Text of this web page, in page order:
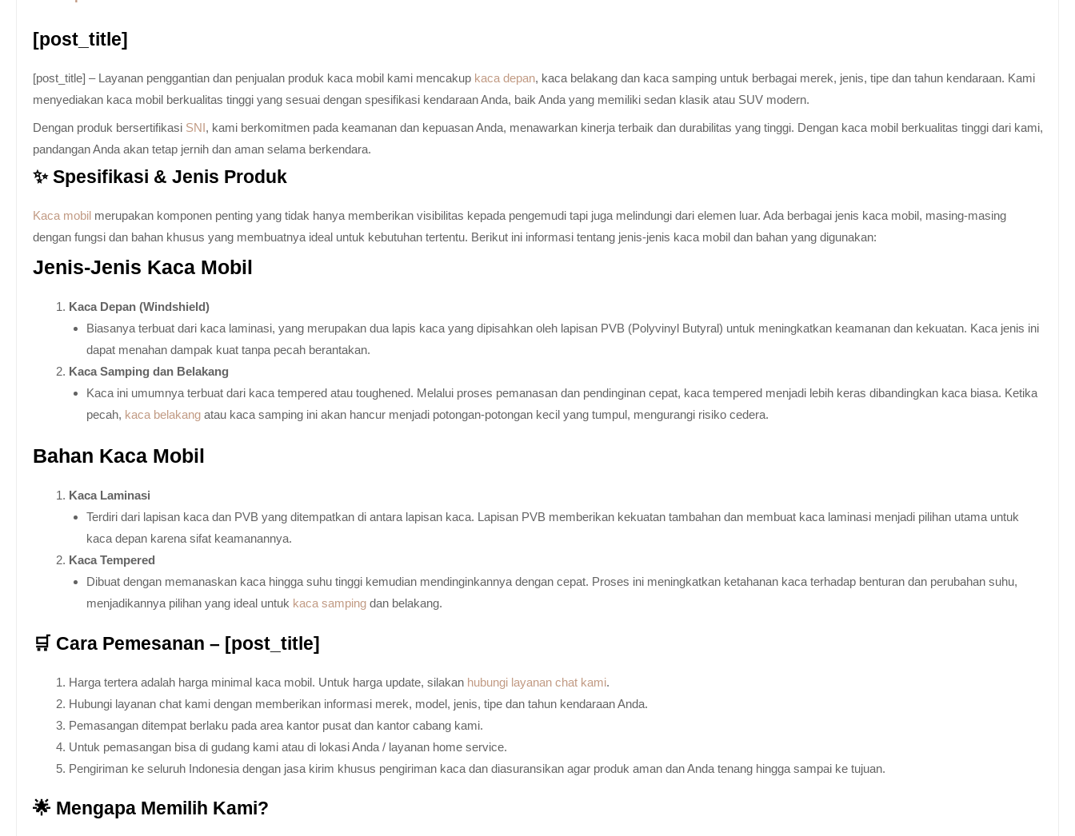
[post_title]
[post_title] – Layanan penggantian dan penjualan produk kaca mobil kami mencakup kaca depan, kaca belakang dan kaca samping untuk berbagai merek, jenis, tipe dan tahun kendaraan. Kami
menyediakan kaca mobil berkualitas tinggi yang sesuai dengan spesifikasi kendaraan Anda, baik Anda yang memiliki sedan klasik atau SUV modern.
Dengan produk bersertifikasi SNI, kami berkomitmen pada keamanan dan kepuasan Anda, menawarkan kinerja terbaik dan durabilitas yang tinggi. Dengan kaca mobil berkualitas tinggi dari kami,
pandangan Anda akan tetap jernih dan aman selama berkendara.
✨ Spesifikasi & Jenis Produk
Kaca mobilmerupakan komponen penting yang tidak hanya memberikan visibilitas kepada pengemudi tapi juga melindungi dari elemen luar. Ada berbagai jenis kaca mobil, masing-masing
dengan fungsi dan bahan khusus yang membuatnya ideal untuk kebutuhan tertentu. Berikut ini informasi tentang jenis-jenis kaca mobil dan bahan yang digunakan:
Jenis-Jenis Kaca Mobil
Kaca Depan (Windshield)
Biasanya terbuat dari kaca laminasi, yang merupakan dua lapis kaca yang dipisahkan oleh lapisan PVB (Polyvinyl Butyral) untuk meningkatkan keamanan dan kekuatan. Kaca jenis ini
dapat menahan dampak kuat tanpa pecah berantakan.
Kaca Samping dan Belakang
Kaca ini umumnya terbuat dari kaca tempered atau toughened. Melalui proses pemanasan dan pendinginan cepat, kaca tempered menjadi lebih keras dibandingkan kaca biasa. Ketika
pecah, kaca belakang atau kaca samping ini akan hancur menjadi potongan-potongan kecil yang tumpul, mengurangi risiko cedera.
Bahan Kaca Mobil
Kaca Laminasi
Terdiri dari lapisan kaca dan PVB yang ditempatkan di antara lapisan kaca. Lapisan PVB memberikan kekuatan tambahan dan membuat kaca laminasi menjadi pilihan utama untuk
kaca depan karena sifat keamanannya.
Kaca Tempered
Dibuat dengan memanaskan kaca hingga suhu tinggi kemudian mendinginkannya dengan cepat. Proses ini meningkatkan ketahanan kaca terhadap benturan dan perubahan suhu,
menjadikannya pilihan yang ideal untuk kaca samping dan belakang.
🛒 Cara Pemesanan – [post_title]
Harga tertera adalah harga minimal kaca mobil. Untuk harga update, silakan hubungi layanan chat kami.
Hubungi layanan chat kami dengan memberikan informasi merek, model, jenis, tipe dan tahun kendaraan Anda.
Pemasangan ditempat berlaku pada area kantor pusat dan kantor cabang kami.
Untuk pemasangan bisa di gudang kami atau di lokasi Anda / layanan home service.
Pengiriman ke seluruh Indonesia dengan jasa kirim khusus pengiriman kaca dan diasuransikan agar produk aman dan Anda tenang hingga sampai ke tujuan.
🌟 Mengapa Memilih Kami?